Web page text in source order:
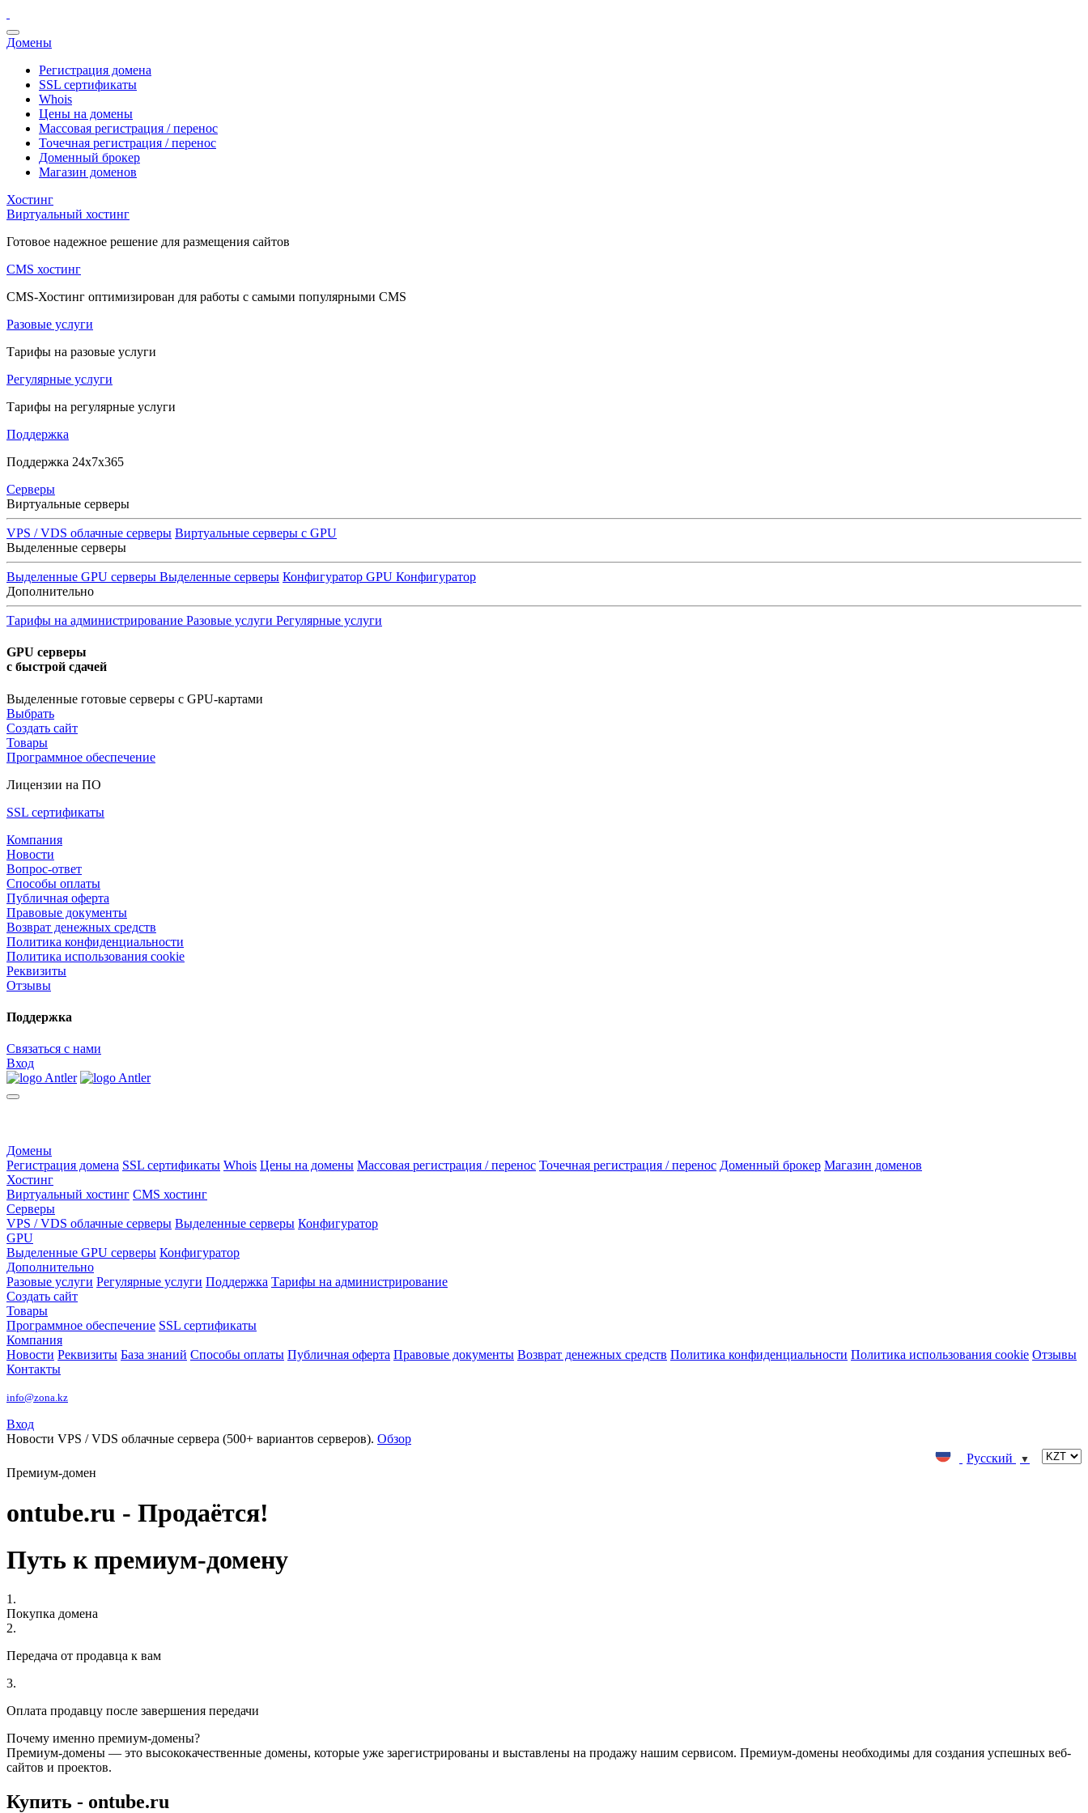
Домены
Регистрация домена
SSL сертификаты
Whois
Цены на домены
Массовая регистрация / перенос
Точечная регистрация / перенос
Доменный брокер
Магазин доменов
Хостинг
Виртуальный хостинг
Готовое надежное решение для размещения сайтов
CMS хостинг
CMS-Хостинг оптимизирован для работы с самыми популярными CMS
Разовые услуги
Тарифы на разовые услуги
Регулярные услуги
Тарифы на регулярные услуги
Поддержка
Поддержка 24x7x365
Серверы
Виртуальные серверы
VPS / VDS облачные серверы Виртуальные серверы с GPU
Выделенные серверы
Выделенные GPU серверы Выделенные серверы Конфигуратор GPU Конфигуратор
Дополнительно
Тарифы на администрирование Разовые услуги Регулярные услуги
GPU серверы
с быстрой сдачей
Выделенные готовые серверы с GPU-картами
Выбрать
Создать сайт
Товары
Программное обеспечение
Лицензии на ПО
SSL сертификаты
Компания
Новости
Вопрос-ответ
Способы оплаты
Публичная оферта
Правовые документы
Возврат денежных средств
Политика конфиденциальности
Политика использования cookie
Реквизиты
Отзывы
Поддержка
Связаться с нами
Вход
Домены
Регистрация домена SSL сертификаты Whois Цены на домены Массовая регистрация / перенос Точечная регистрация / перенос Доменный брокер Магазин доменов
Хостинг
Виртуальный хостинг CMS хостинг
Серверы
VPS / VDS облачные серверы Выделенные серверы Конфигуратор
GPU
Выделенные GPU серверы Конфигуратор
Дополнительно
Разовые услуги Регулярные услуги Поддержка Тарифы на администрирование
Создать сайт
Товары
Программное обеспечение SSL сертификаты
Компания
Новости Реквизиты База знаний Способы оплаты Публичная оферта Правовые документы Возврат денежных средств Политика конфиденциальности Политика использования cookie Отзывы
Контакты
info@zona.kz
Вход
Новости VPS / VDS облачные сервера (500+ вариантов серверов). Обзор
Русский
▼
Премиум-домен
ontube.ru - Продаётся!
Путь к премиум-домену
1.
Покупка домена
2.
Передача от продавца к вам
3.
Оплата продавцу после завершения передачи
Почему именно премиум-домены?
Премиум-домены — это высококачественные домены, которые уже зарегистрированы и выставлены на продажу нашим сервисом. Премиум-домены необходимы для создания успешных веб-
сайтов и проектов.
Купить - ontube.ru